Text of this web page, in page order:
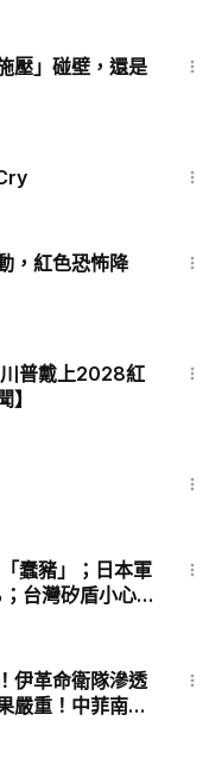
壓」碰壁，還是
，紅色恐怖降
普戴上2028紅
蠢豬」；日本軍
台灣矽盾小心！
伊革命衛隊滲透
嚴重！中菲南海
博士 王軍濤先